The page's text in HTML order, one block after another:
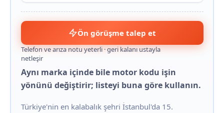
Ön görüşme talep et
Telefon ve arıza notu yeterli · geri kalanı ustayla
netleşir
Aynı marka içinde bile motor kodu işin
yönünü değiştirir; listeyi buna göre kullanın.
Türkiye'nin en kalabalık şehri İstanbul'da 15.